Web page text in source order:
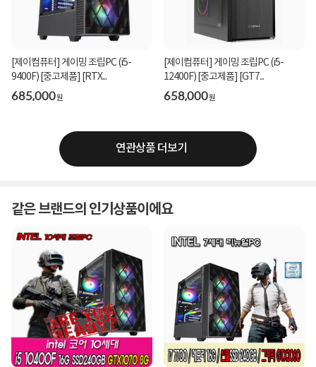
[제이컴퓨터] 게이밍 조립PC (i5-
9400F) [중고제품] [RTX...
685,000원
[제이컴퓨터] 게이밍 조립PC (i5-
12400F) [중고제품] [GT7...
658,000원
연관상품 더보기
같은 브랜드의 인기상품이에요